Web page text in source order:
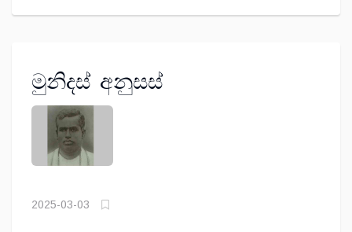
මුනිදස් අනුසස්
2025-03-03